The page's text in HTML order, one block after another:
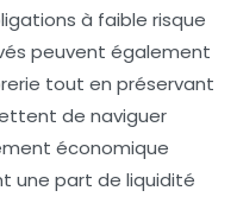
à faible risque
peuvent également
tout en préservant
de naviguer
économique
une part de liquidité